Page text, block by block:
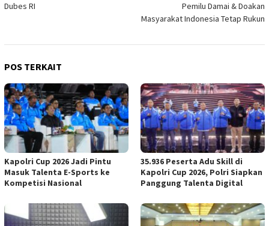
Dubes RI
Pemilu Damai & Doakan
Masyarakat Indonesia Tetap Rukun
POS TERKAIT
Kapolri Cup 2026 Jadi Pintu
Masuk Talenta E-Sports ke
Kompetisi Nasional
35.936 Peserta Adu Skill di
Kapolri Cup 2026, Polri Siapkan
Panggung Talenta Digital